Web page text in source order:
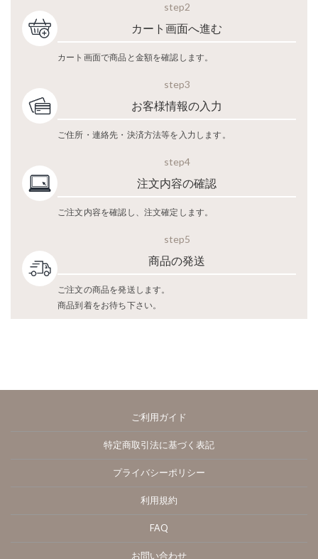
step2
カート画面へ進む
カート画面で商品と金額を確認します。
step3
お客様情報の入力
ご住所・連絡先・決済方法等を入力します。
step4
注文内容の確認
ご注文内容を確認し、注文確定します。
step5
商品の発送
ご注文の商品を発送します。
商品到着をお待ち下さい。
ご利用ガイド
特定商取引法に基づく表記
プライバシーポリシー
利用規約
FAQ
お問い合わせ